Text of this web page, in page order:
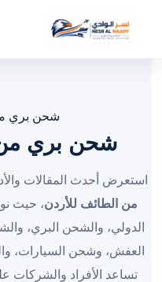
شحن بري
شحن بري من
استعرض أحدث المقالات
من الطائف للأردن، حيث
الدولي، والشحن البري،
العفش، وشحن السيارات،
تساعد الأفراد